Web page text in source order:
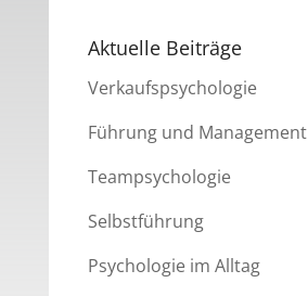
Aktuelle Beiträge
Verkaufspsychologie
Führung und Management
Teampsychologie
Selbstführung
Psychologie im Alltag